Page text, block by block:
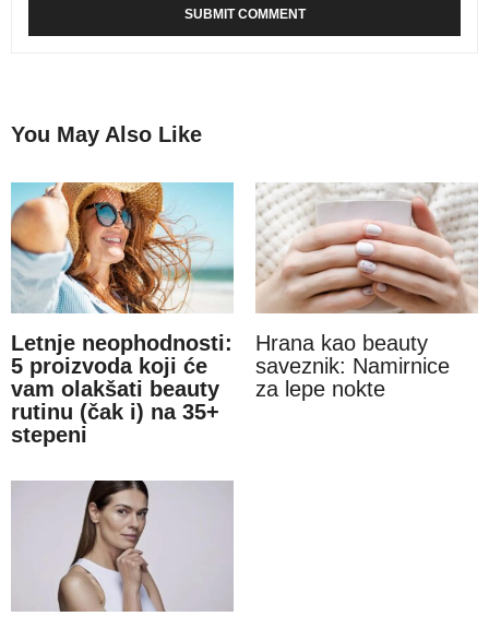
You May Also Like
Letnje neophodnosti:
5 proizvoda koji će
vam olakšati beauty
rutinu (čak i) na 35+
stepeni
Hrana kao beauty
saveznik: Namirnice
za lepe nokte